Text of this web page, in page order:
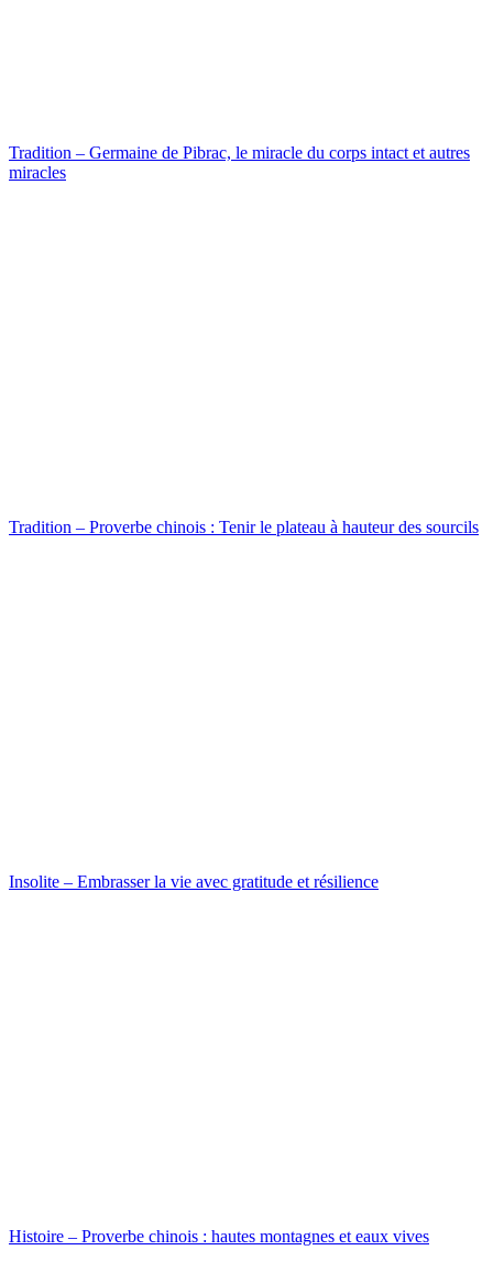
Tradition – Germaine de Pibrac, le miracle du corps intact et autres
miracles
Tradition – Proverbe chinois : Tenir le plateau à hauteur des sourcils
Insolite – Embrasser la vie avec gratitude et résilience
Histoire – Proverbe chinois : hautes montagnes et eaux vives